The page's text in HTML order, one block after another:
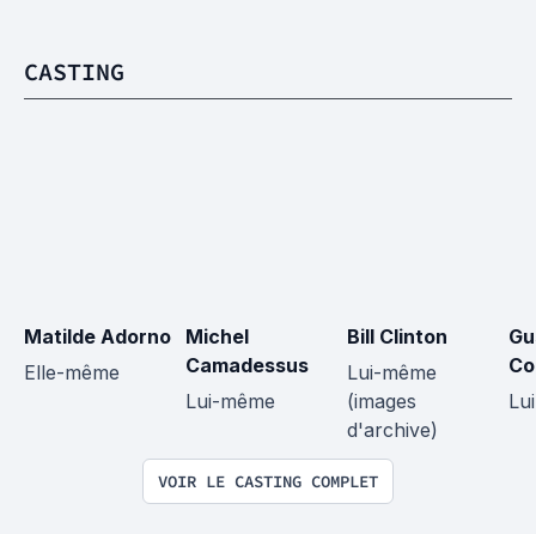
CASTING
Matilde Adorno
Elle-même
Michel
Camadessus
Lui-même
Bill Clinton
Lui-même
(images
d'archive)
VOIR LE CASTING COMPLET